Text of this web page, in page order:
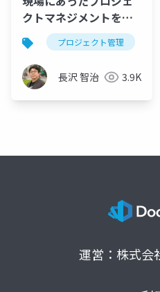
クトマネジメントを探
求する ウォーターフォ
ール or アジャイル
プロジェクト管理
長沢 智治 3.9K
運営：株式会